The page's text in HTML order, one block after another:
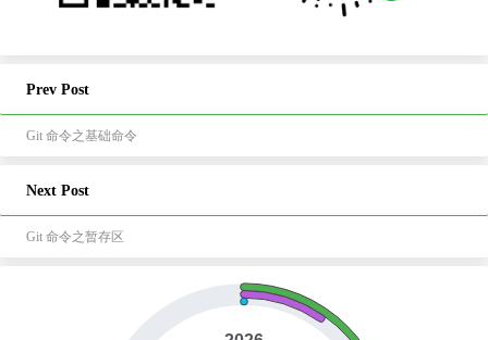
Prev Post
Git 命令之基础命令
Next Post
Git 命令之暂存区